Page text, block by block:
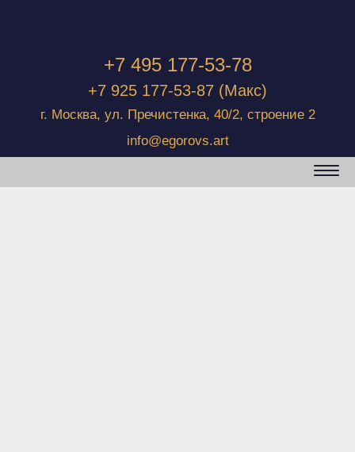
+7 495 177-53-78
+7 925 177-53-87 (Макс)
г. Москва, ул. Пречистенка, 40/2, строение 2
info@egorovs.art